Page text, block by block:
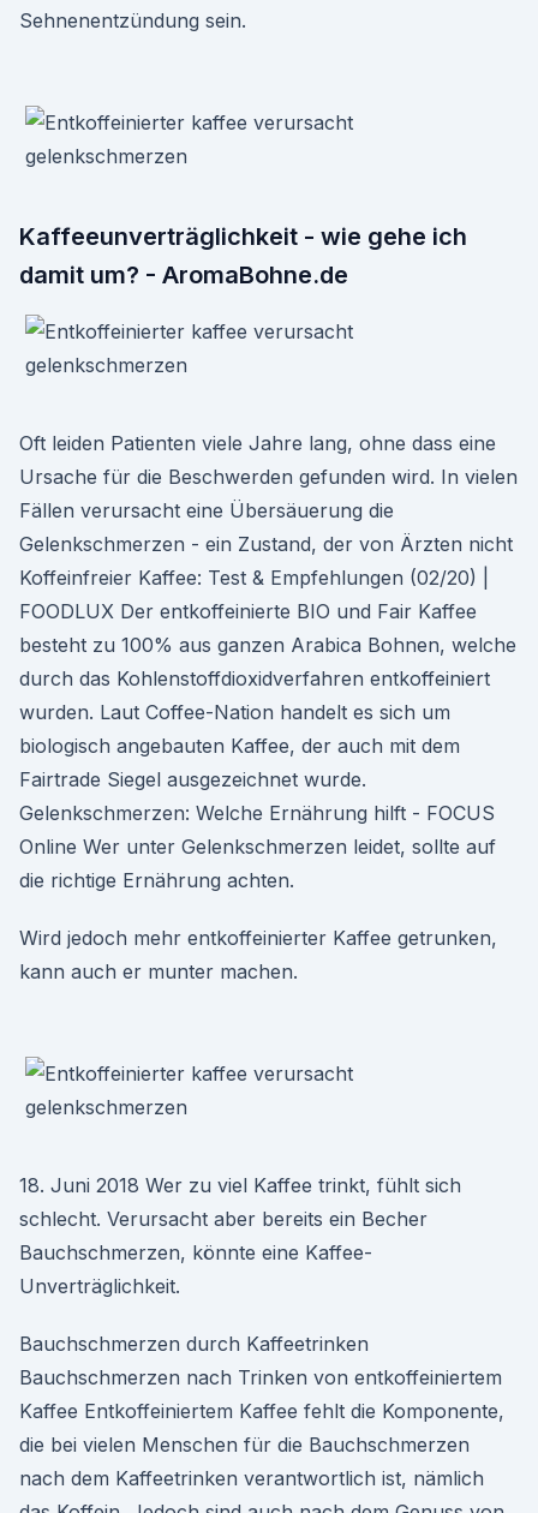
Sehnenentzündung sein.
Kaffeeunverträglichkeit - wie gehe ich
damit um? - AromaBohne.de
Oft leiden Patienten viele Jahre lang, ohne dass eine
Ursache für die Beschwerden gefunden wird. In vielen
Fällen verursacht eine Übersäuerung die
Gelenkschmerzen - ein Zustand, der von Ärzten nicht
Koffeinfreier Kaffee: Test & Empfehlungen (02/20) |
FOODLUX Der entkoffeinierte BIO und Fair Kaffee
besteht zu 100% aus ganzen Arabica Bohnen, welche
durch das Kohlenstoffdioxidverfahren entkoffeiniert
wurden. Laut Coffee-Nation handelt es sich um
biologisch angebauten Kaffee, der auch mit dem
Fairtrade Siegel ausgezeichnet wurde.
Gelenkschmerzen: Welche Ernährung hilft - FOCUS
Online Wer unter Gelenkschmerzen leidet, sollte auf
die richtige Ernährung achten.
Wird jedoch mehr entkoffeinierter Kaffee getrunken,
kann auch er munter machen.
18. Juni 2018 Wer zu viel Kaffee trinkt, fühlt sich
schlecht. Verursacht aber bereits ein Becher
Bauchschmerzen, könnte eine Kaffee-
Unverträglichkeit.
Bauchschmerzen durch Kaffeetrinken
Bauchschmerzen nach Trinken von entkoffeiniertem
Kaffee Entkoffeiniertem Kaffee fehlt die Komponente,
die bei vielen Menschen für die Bauchschmerzen
nach dem Kaffeetrinken verantwortlich ist, nämlich